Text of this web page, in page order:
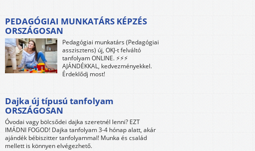
PEDAGÓGIAI MUNKATÁRS KÉPZÉS
ORSZÁGOSAN
Pedagógiai munkatárs (Pedagógiai
asszisztens) új, OKJ-t felváltó
tanfolyam ONLINE. ⚡⚡⚡
AJÁNDÉKKAL, kedvezményekkel.
Érdeklődj most!
Dajka új típusú tanfolyam
ORSZÁGOSAN
Óvodai vagy bölcsődei dajka szeretnél lenni? EZT
IMÁDNI FOGOD! Dajka tanfolyam 3-4 hónap alatt, akár
ajándék bébiszitter tanfolyammal! Munka és család
mellett is könnyen elvégezhető.